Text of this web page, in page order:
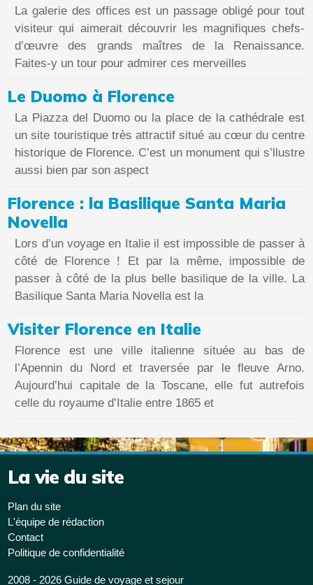
La galerie des offices est un passage obligé pour tout
visiteur qui aimerait découvrir les magnifiques chefs-
d’œuvre des grands maîtres de la Renaissance.
Faites-y un tour pour admirer ces merveilles
Le Duomo à Florence
La Piazza del Duomo ou la place de la cathédrale est
un site touristique très attractif situé au cœur du centre
historique de Florence. C’est un monument qui s’llustre
aussi bien par son aspect
Florence : la Basilique Santa Maria
Novella
Lors d’un voyage en Italie il est impossible de passer à
côté de Florence ! Et par la même, impossible de
passer à côté de la plus belle basilique de la ville. La
Basilique Santa Maria Novella est la
Visiter Florence en Italie
Florence est une ville italienne située au bas de
l’Apennin du Nord et traversée par le fleuve Arno.
Aujourd’hui capitale de la Toscane, elle fut autrefois
celle du royaume d’Italie entre 1865 et
La vie du site
Plan du site
L'équipe de rédaction
Contact
Politique de confidentialité
2008 - 2026 Guide de voyage et sejour